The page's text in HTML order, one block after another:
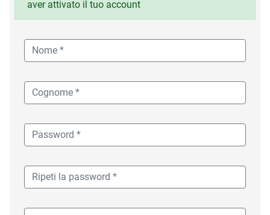
aver attivato il tuo account